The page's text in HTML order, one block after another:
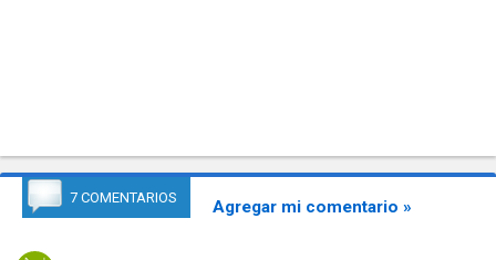
7 COMENTARIOS Agregar mi comentario »